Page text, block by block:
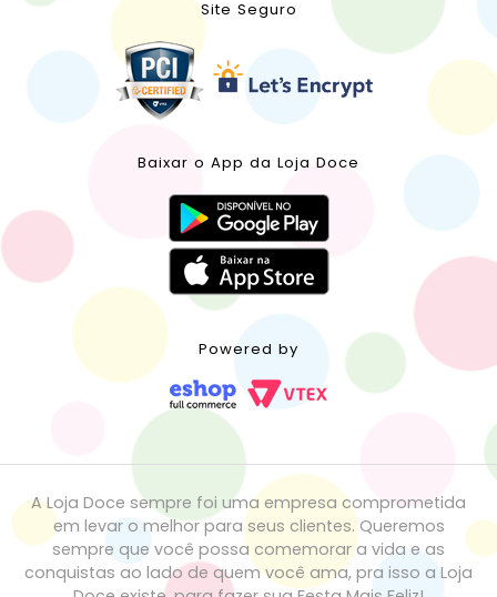
Site Seguro
Baixar o App da Loja Doce
Powered by
A Loja Doce sempre foi uma empresa comprometida
em levar o melhor para seus clientes. Queremos
sempre que você possa comemorar a vida e as
conquistas ao lado de quem você ama, pra isso a Loja